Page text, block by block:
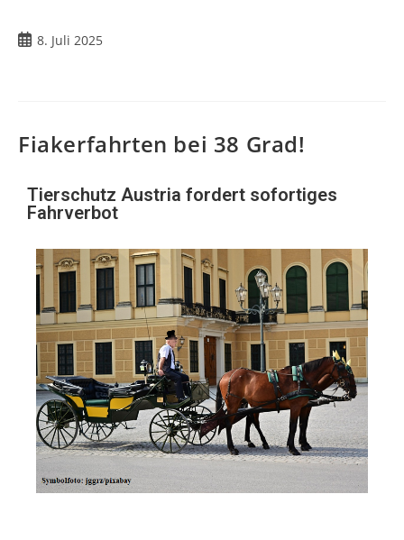
8. Juli 2025
Fiakerfahrten bei 38 Grad!
Tierschutz Austria fordert sofortiges
Fahrverbot